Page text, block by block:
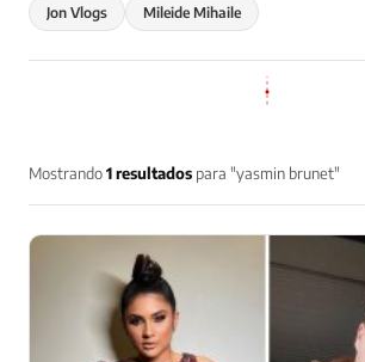
Jon Vlogs Mileide Mihaile
Mostrando1 resultados para "yasmin brunet"